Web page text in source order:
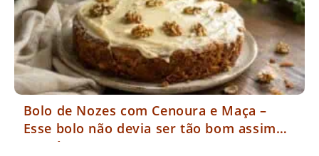
Bolo de Nozes com Cenoura e Maça –
Esse bolo não devia ser tão bom assim…
mas é.